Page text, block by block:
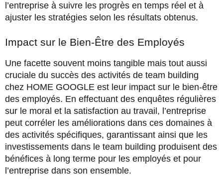
l’entreprise à suivre les progrès en temps réel et à
ajuster les stratégies selon les résultats obtenus.
Impact sur le Bien-Être des Employés
Une facette souvent moins tangible mais tout aussi
cruciale du succès des activités de team building
chez HOME GOOGLE est leur impact sur le bien-être
des employés. En effectuant des enquêtes régulières
sur le moral et la satisfaction au travail, l’entreprise
peut corréler les améliorations dans ces domaines à
des activités spécifiques, garantissant ainsi que les
investissements dans le team building produisent des
bénéfices à long terme pour les employés et pour
l’entreprise dans son ensemble.